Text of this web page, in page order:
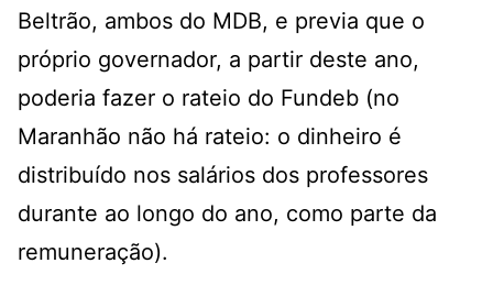
Beltrão, ambos do MDB, e previa que o
próprio governador, a partir deste ano,
poderia fazer o rateio do Fundeb (no
Maranhão não há rateio: o dinheiro é
distribuído nos salários dos professores
durante ao longo do ano, como parte da
remuneração).